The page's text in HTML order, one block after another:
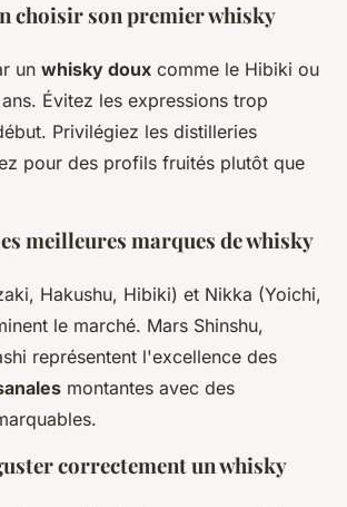
choisir son premier whisky
un whisky doux comme le Hibiki ou
Évitez les expressions trop
Privilégiez les distilleries
pour des profils fruités plutôt que
meilleures marques de whisky
Hakushu, Hibiki) et Nikka (Yoichi,
le marché. Mars Shinshu,
représentent l'excellence des
montantes avec des
correctement un whisky